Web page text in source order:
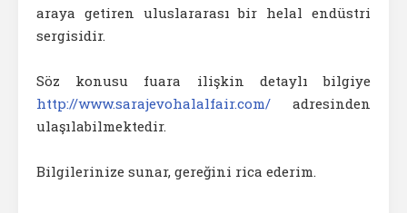
araya getiren uluslararası bir helal endüstri
sergisidir.
Söz konusu fuara ilişkin detaylı bilgiye
http://www.sarajevohalalfair.com/ adresinden
ulaşılabilmektedir.
Bilgilerinize sunar, gereğini rica ederim.